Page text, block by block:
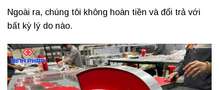
Ngoài ra, chúng tôi không hoàn tiền và đổi trả với
bất kỳ lý do nào.